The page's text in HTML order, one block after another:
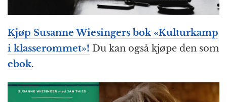
Kjøp Susanne Wiesingers bok «Kulturkamp
i klasserommet»! Du kan også kjøpe den som
ebok.